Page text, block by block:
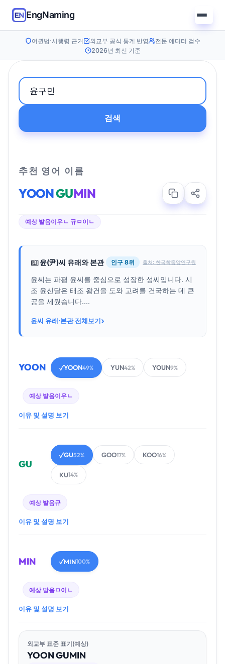
EngNaming
여권법·시행령 근거 외교부 공식 통계 반영
전문 에디터 검수
2026년 최신 기준
검색
추천 영어 이름
YOONGUMIN
예상 발음이우ㄴ 규ㅁ이ㄴ
📖윤(尹)씨 유래와 본관 인구 8위 출처: 한국학중앙연구원
윤씨는 파평 윤씨를 중심으로 성장한 성씨입니다. 시
조 윤신달은 태조 왕건을 도와 고려를 건국하는 데 큰
공을 세웠습니다....
윤씨 유래·본관 전체보기›
YOON ✓YOON49% YUN42% YOUN9%
예상 발음이우ㄴ
이유 및 설명 보기
GU
✓GU52% GOO17% KOO16%
KU14%
예상 발음규
이유 및 설명 보기
MIN ✓MIN100%
예상 발음ㅁ이ㄴ
이유 및 설명 보기
외교부 표준 표기(예상)
YOONGUMIN